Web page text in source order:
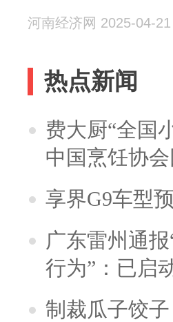
河南经济网 2025-04-21
热点新闻
费大厨“全国
中国烹饪协
享界G9车型
广东雷州通
行为”：已启
制裁瓜子饺